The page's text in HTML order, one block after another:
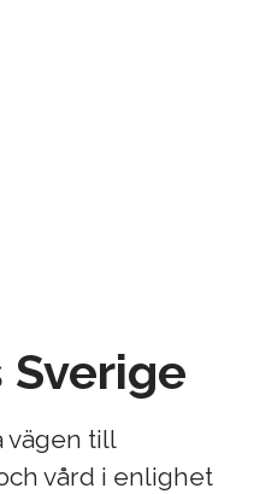
Sverige
vägen till
vård i enlighet